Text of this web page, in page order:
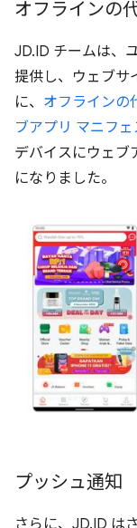
オフラインの
JD.ID チームは、
提供し、ウェブサ
に、 オフラインの
ブアプリ マニフェ
デバイスにウェブ
になりました。
プッシュ通知